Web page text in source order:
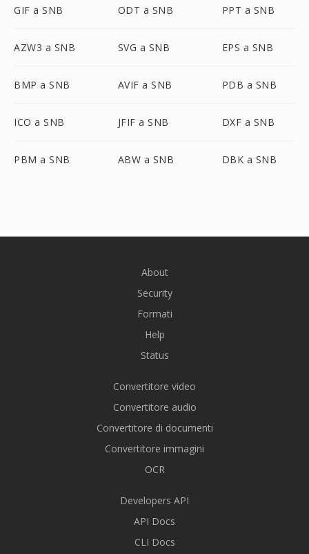
GIF a SNB ODT a SNB PPT a SNB
AZW3 a SNB SVG a SNB EPS a SNB
BMP a SNB AVIF a SNB PDB a SNB
ICO a SNB JFIF a SNB DXF a SNB
PBM a SNB ABW a SNB DBK a SNB
About
Security
Formati
Help
Status
Convertitore video
Convertitore audio
Convertitore di documenti
Convertitore immagini
OCR
Developers API
API Docs
CLI Docs